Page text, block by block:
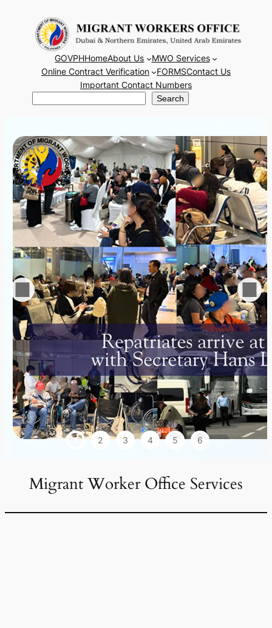
content
GOVPHHomeAbout Us
MWO Services
Online Contract Verification
FORMSContact Us
Important Contact Numbers
Search Search
1 2 3 4 5 6
Migrant Worker Office Services